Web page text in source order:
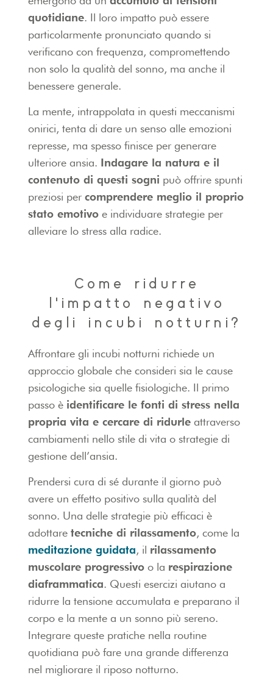
quotidiane. Il loro impatto può essere
particolarmente pronunciato quando si
verificano con frequenza, compromettendo
non solo la qualità del sonno, ma anche il
benessere generale.
La mente, intrappolata in questi meccanismi
onirici, tenta di dare un senso alle emozioni
represse, ma spesso finisce per generare
ulteriore ansia. Indagare la natura e il
contenuto di questi sogni può offrire spunti
preziosi per comprendere meglio il proprio
stato emotivoe individuare strategie per
alleviare lo stress alla radice.
Come ridurre
l'impatto negativo
degli incubi notturni?
Affrontare gli incubi notturni richiede un
approccio globale che consideri sia le cause
psicologiche sia quelle fisiologiche. Il primo
passo è identificare le fonti di stress nella
propria vita e cercare di ridurleattraverso
cambiamenti nello stile di vita o strategie di
gestione dell’ansia.
Prendersi cura di sé durante il giorno può
avere un effetto positivo sulla qualità del
sonno. Una delle strategie più efficaci è
adottare tecniche di rilassamento, come la
meditazione guidata, il rilassamento
muscolare progressivoo la respirazione
diaframmatica. Questi esercizi aiutano a
ridurre la tensione accumulata e preparano il
corpo e la mente a un sonno più sereno.
Integrare queste pratiche nella routine
quotidiana può fare una grande differenza
nel migliorare il riposo notturno.